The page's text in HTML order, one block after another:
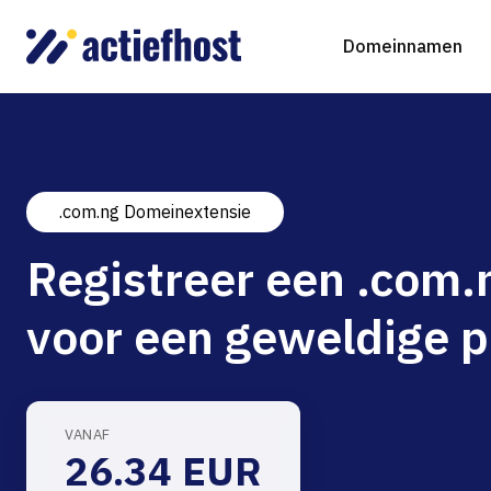
Domeinnamen
Domeinnaam registreren
Domeinnaam verhuizen
gTLD-extensies
Webhosting
NGINX Hosting
Virtual Servers
Beheerde Cloud Virtuele Server
.com.ng Domeinextensie
Registreer een
voor een geweldige
VANAF
26.34 EUR